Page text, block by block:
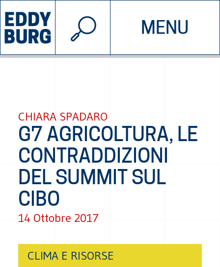
MENU
INIZIATIVE CHI SIAMO
© 2026 EDDYBURG
CHIARA SPADARO
G7 AGRICOLTURA, LE
CONTRADDIZIONI
DEL SUMMIT SUL
CIBO
14 Ottobre 2017
CLIMA E RISORSE